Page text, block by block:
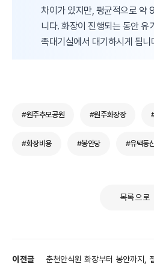
차이가 있지만, 평균적으로 약
니다. 화장이 진행되는 동안 유
족대기실에서 대기하시게 됩니
#원주추모공원 #원주화장장
#화장비용 #봉안당 #유택동
목록으로
이전글 춘천안식원 화장부터 봉안까지,